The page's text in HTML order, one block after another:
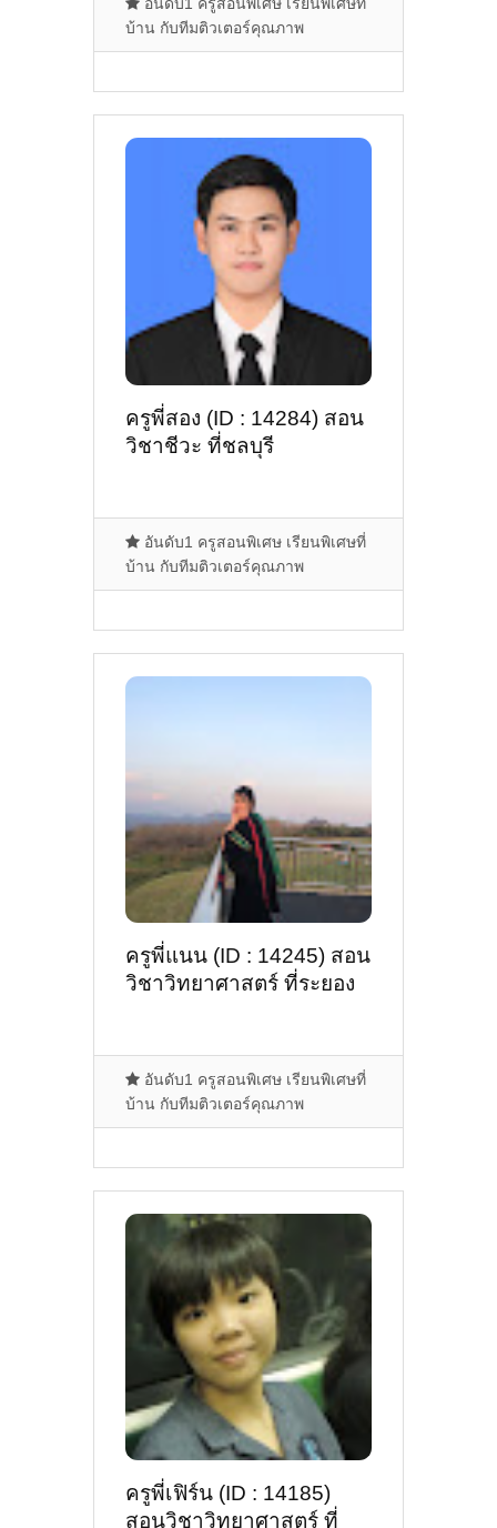
อันดับ1 ครูสอนพิเศษ เรียนพิเศษที่
บ้าน กับทีมติวเตอร์คุณภาพ
ครูพี่สอง (ID : 14284) สอน
วิชาชีวะ ที่ชลบุรี
อันดับ1 ครูสอนพิเศษ เรียนพิเศษที่
บ้าน กับทีมติวเตอร์คุณภาพ
ครูพี่แนน (ID : 14245) สอน
วิชาวิทยาศาสตร์ ที่ระยอง
อันดับ1 ครูสอนพิเศษ เรียนพิเศษที่
บ้าน กับทีมติวเตอร์คุณภาพ
ครูพี่เฟิร์น (ID : 14185)
สอนวิชาวิทยาศาสตร์ ที่